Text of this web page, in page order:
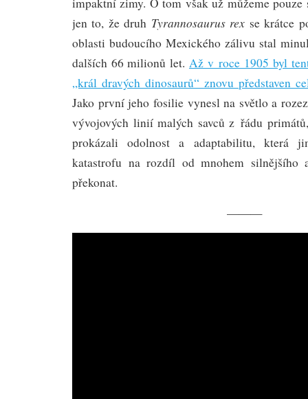
jen to, že druh Tyrannosaurus rex se krátce
oblasti budoucího Mexického zálivu stal
dalších 66 milionů let. Až v roce 1905 byl
„král dravých dinosaurů“ znovu představen
Jako první jeho fosilie vynesl na světlo a
vývojových linií malých savců z řádu
prokázali odolnost a adaptabilitu, která
katastrofu na rozdíl od mnohem silnějšího
překonat.
———